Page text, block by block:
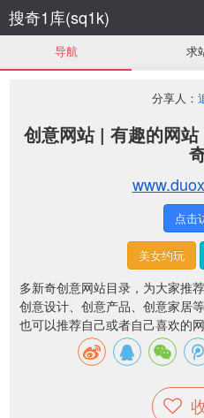
搜奇1库(sq1k)
导航 求
分享人：
创意网站 | 有趣的网
点击
美女约玩
多新奇创意网站目录，为大家推
创意设计、创意产品、创意家居
也可以推荐自己或者自己喜欢的